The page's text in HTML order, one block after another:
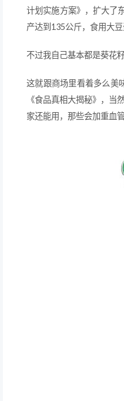
计划实施方案》，扩大了
产达到135公斤，食用大
不过我自己基本都是葵花
这就跟商场里看着多么美
《食品真相大揭秘》，当
家还能用，那些会加重血